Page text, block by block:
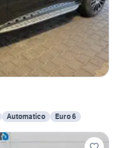
Automatico Euro 6